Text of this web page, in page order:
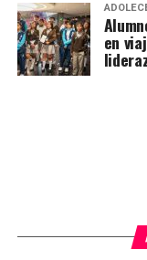
en